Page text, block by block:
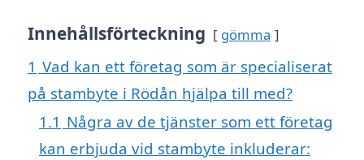
Innehållsförteckning gömma
1 Vad kan ett företag som är specialiserat
på stambyte i Rödån hjälpa till med?
1.1 Några av de tjänster som ett företag
kan erbjuda vid stambyte inkluderar: